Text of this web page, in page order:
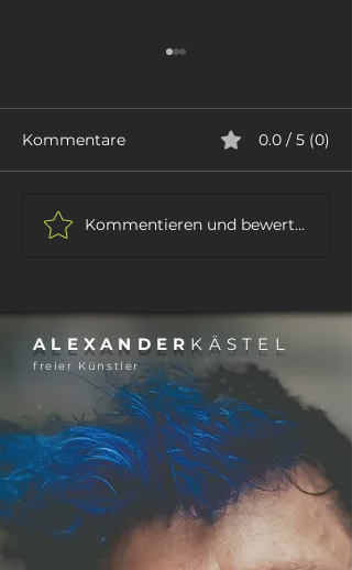
ICH GEHE
Kommentare 0.0 / 5 (0)
Kommentieren und bewerten...
ALEXANDER KÄSTEL
freier Künstler